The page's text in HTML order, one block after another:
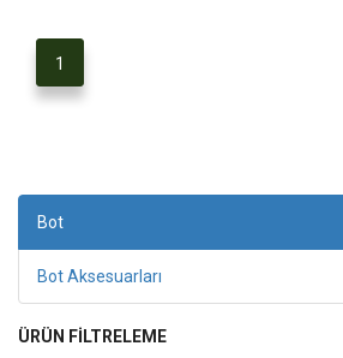
1
Bot
Bot Aksesuarları
ÜRÜN FİLTRELEME